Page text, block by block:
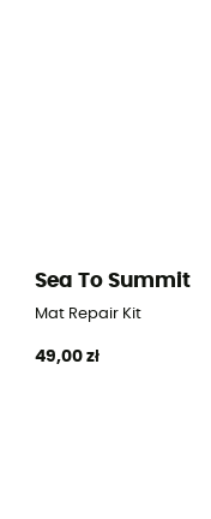
Sea To Summit
Mat Repair Kit
49,00 zł